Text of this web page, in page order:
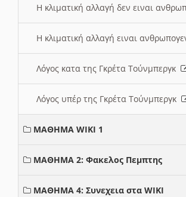
Η κλιματική αλλαγή δεν ειναι
Η κλιματική αλλαγή ειναι
Λόγος κατα της Γκρέτα Τούνμπεργκ
Λόγος υπέρ της Γκρέτα Τούνμπεργκ
ΜΑΘΗΜΑ WIKI 1
ΜΑΘΗΜΑ 2: Φακελος Πεμπτης
ΜΑΘΗΜΑ 4: Συνεχεια στα WIKI